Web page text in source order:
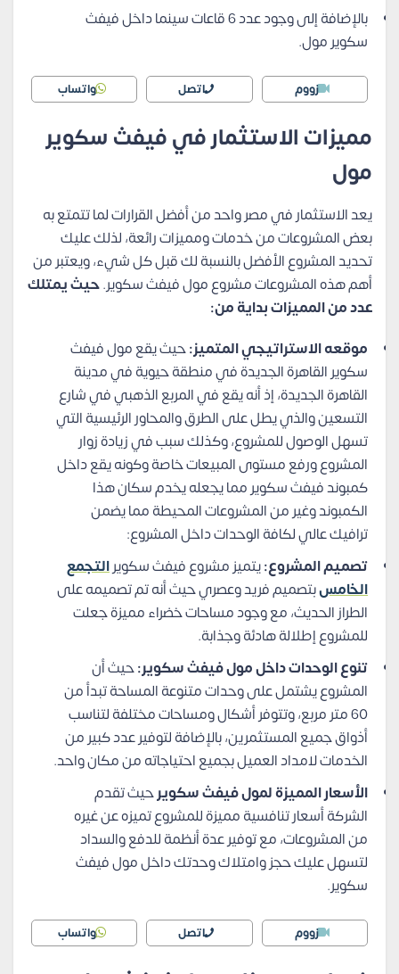
بالإضافة إلى وجود عدد 6 قاعات سينما داخل فيفث
سكوير مول.
زووم اتصل واتساب
مميزات الاستثمار في فيفث سكوير
مول
يعد الاستثمار في مصر واحد من أفضل القرارات لما تتمتع به
بعض المشروعات من خدمات ومميزات رائعة، لذلك عليك
تحديد المشروع الأفضل بالنسبة لك قبل كل شيء، ويعتبر من
أهم هذه المشروعات مشروع مول فيفث سكوير.حيث يمتلك
عدد من المميزات بداية من:
موقعه الاستراتيجي المتميز:حيث يقع مول فيفث
سكوير القاهرة الجديدة في منطقة حيوية في مدينة
القاهرة الجديدة، إذ أنه يقع في المربع الذهبي في شارع
التسعين والذي يطل على الطرق والمحاور الرئيسية التي
تسهل الوصول للمشروع، وكذلك سبب في زيادة زوار
المشروع ورفع مستوى المبيعات خاصة وكونه يقع داخل
كمبوند فيفث سكوير مما يجعله يخدم سكان هذا
الكمبوند وغير من المشروعات المحيطة مما يضمن
ترافيك عالي لكافة الوحدات داخل المشروع:
تصميم المشروع:يتميز مشروع فيفث سكويرالتجمع
الخامسبتصميم فريد وعصري حيث أنه تم تصميمه على
الطراز الحديث، مع وجود مساحات خضراء مميزة جعلت
للمشروع إطلالة هادئة وجذابة.
تنوع الوحدات داخل مول فيفث سكوير:حيث أن
المشروع يشتمل على وحدات متنوعة المساحة تبدأ من
60 متر مربع، وتتوفر أشكال ومساحات مختلفة لتناسب
أذواق جميع المستثمرين، بالإضافة لتوفير عدد كبير من
الخدمات لامداد العميل بجميع احتياجاته من مكان واحد.
الأسعار المميزة لمول فيفث سكويرحيث تقدم
الشركة أسعار تنافسية مميزة للمشروع تميزه عن غيره
من المشروعات، مع توفير عدة أنظمة للدفع والسداد
لتسهل عليك حجز وامتلاك وحدتك داخل مول فيفث
سكوير.
زووم اتصل واتساب